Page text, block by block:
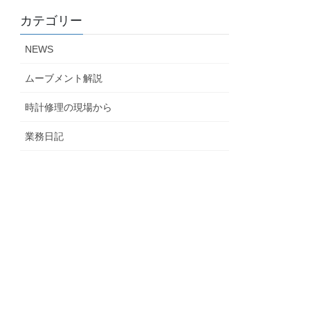
カテゴリー
NEWS
ムーブメント解説
時計修理の現場から
業務日記